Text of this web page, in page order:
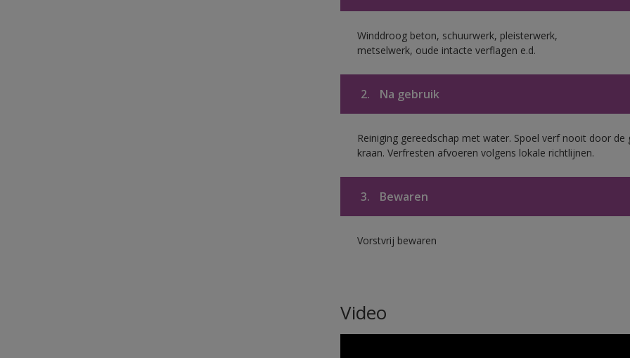
Winddroog beton, schuurwerk, pleisterwerk,
metselwerk, oude intacte verflagen e.d.
2. Na gebruik
Reiniging gereedschap met water. Spoel verf nooit door
kraan. Verfresten afvoeren volgens lokale richtlijnen.
3. Bewaren
Vorstvrij bewaren
Video